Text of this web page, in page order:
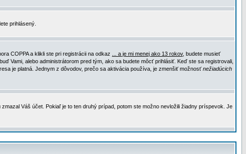
prihlásený.
COPPA a klikli ste pri registrácii na odkaz
... a je mi menej ako 13 rokov, budete musieť
Vami, alebo administrátorom pred tým, ako sa budete môcť prihlásiť. Keď ste sa registrovali,
je platná. Jednym z dôvodov, prečo sa aktivácia používa, je zmenšiť možnosťnežiadúcich
Váš účet. Pokiaľ je to ten druhý prípad, potom ste možno nevložili žiadny príspevok. Je